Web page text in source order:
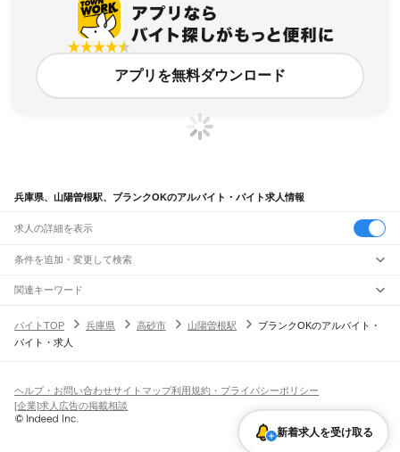
アプリを無料ダウンロード
兵庫県、山陽曽根駅、ブランクOKのアルバイト・バイト求人情報
求人の詳細を表示
条件を追加・変更して検索
市区町村を追加・変更
兵庫県すべて
神戸市
西脇市宝塚市三木市高砂市川西市小野市三田市加西市丹波篠山市
丹波市南あわじ市朝来市 たつの市川辺郡多可郡加古郡
神崎郡揖保郡
駅を追加・変更
JR神戸線(神戸～姫路)
神戸駅 兵庫駅 須磨駅 塩屋駅
東加古川駅 加古川駅宝殿駅曽根駅
職種を追加・変更
飲食・フードサービスすべて
ホールスタッフキッチンスタッフ
パン屋（ベーカリー）
バー（BAR）・バーテンダー
飲食店（店長・マネージャー）
人気
日払いOK高校生歓迎 髪型・髪色自由
留学生・外国人活躍中
雇用形態を追加・変更
関連キーワード
バイトTOP
兵庫県 高砂市 山陽曽根駅
ブランクOKのアルバイト・
バイト・求人
新着求人を受け取る
ヘルプ・お問い合わせサイトマップ利用規約・プライバシーポリシー
[企業]求人広告の掲載相談